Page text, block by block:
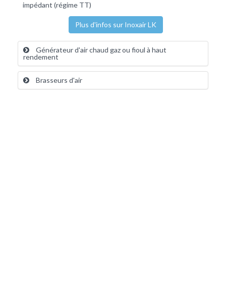
impédant (régime TT)
Plus d'infos sur Inoxair LK
Générateur d'air chaud gaz ou fioul à haut
rendement
Brasseurs d'air